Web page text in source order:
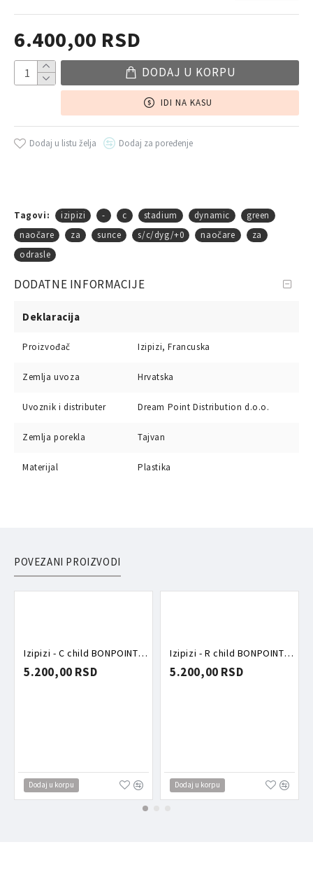
6.400,00 RSD
DODAJ U KORPU
IDI NA KASU
Dodaj u listu želja Dodaj za poređenje
Tagovi: izipizi - c stadium dynamic
green
naočare
za sunce s/c/dyg/+0 naočare
za
odrasle
DODATNE INFORMACIJE
Deklaracija
Proizvođač Izipizi, Francuska
Zemlja uvoza Hrvatska
Uvoznik i distributer Dream Point Distribution d.o.o.
Zemlja porekla Tajvan
Materijal Plastika
POVEZANI PROIZVODI
Izipizi - C child BONPOINT Sweet Pink naočare za sunce (5-7)
5.200,00 RSD
Dodaj u korpu
Izipizi - R child BONPOINT Glossy Havane naočare za sunce (5-7)
5.200,00 RSD
Dodaj u korpu